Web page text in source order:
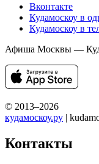
Вконтакте
Кудамоскоу в
Кудамоскоу в
Афиша Москвы —
© 2013–2026
кудамоскоу.ру |
Контакты